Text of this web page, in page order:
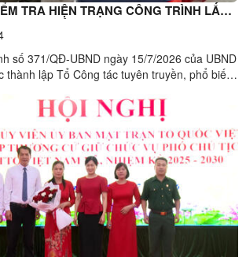
TRA HIỆN TRẠNG CÔNG TRÌNH LẤN
ĐẨY MẠNH TUYÊN TRUYỀN
QUỐC LỘ 4B
số 371/QĐ-UBND ngày 15/7/2026 của UBND
thành lập Tổ Công tác tuyên truyền, phổ biến
hỗ trợ và xử lý các công trình xây dựng
trên tuyến Quốc ...